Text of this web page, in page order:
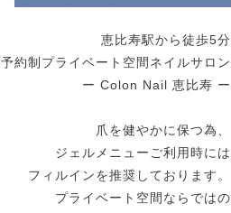
恵比寿駅から徒歩5分
約制プライベート空間ネイルサロン
ー Colon Nail 恵比寿 ー
爪を健やかに保つ為、
ジェルメニューご利用時には
フィルインを推奨しております。
プライベート空間ならではの